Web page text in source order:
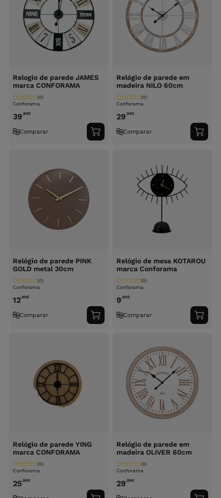
Relogio de parede JAMES
marca CONFORAMA
Conforama
(0)
39,99€
Comparar
Adicionar
ao
Relógio de parede em
madeira NILO 60cm
Conforama
(0)
29,99€
Comparar
ao
Relógio de parede PINK
GOLD metal 30cm
Conforama
(0)
12,99€
Comparar
Adicionar
ao
Relógio de mesa KOTAROU
marca Conforama
Conforama
(0)
9,90€
Comparar
ao
Relógio de parede YING
marca CONFORAMA
Conforama
(0)
25,90€
Relógio de parede em
madeira OLIVER 60cm
Conforama
(0)
29,99€